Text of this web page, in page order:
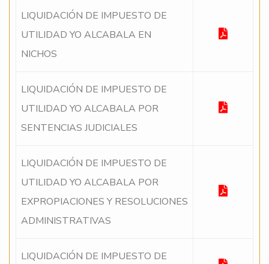
LIQUIDACIÓN DE IMPUESTO DE
UTILIDAD YO ALCABALA EN
NICHOS
LIQUIDACIÓN DE IMPUESTO DE
UTILIDAD YO ALCABALA POR
SENTENCIAS JUDICIALES
LIQUIDACIÓN DE IMPUESTO DE
UTILIDAD YO ALCABALA POR
EXPROPIACIONES Y RESOLUCIONES
ADMINISTRATIVAS
LIQUIDACIÓN DE IMPUESTO DE